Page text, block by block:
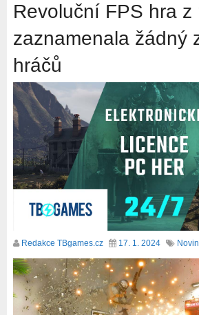
Revoluční FPS hra z
zaznamenala žádný
hráčů
Redakce TBgames.cz 17. 1. 2024